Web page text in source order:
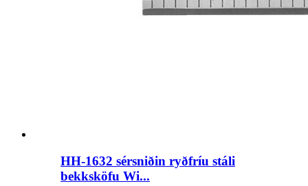
HH-1632 sérsniðin ryðfríu stáli
bekksköfu Wi...